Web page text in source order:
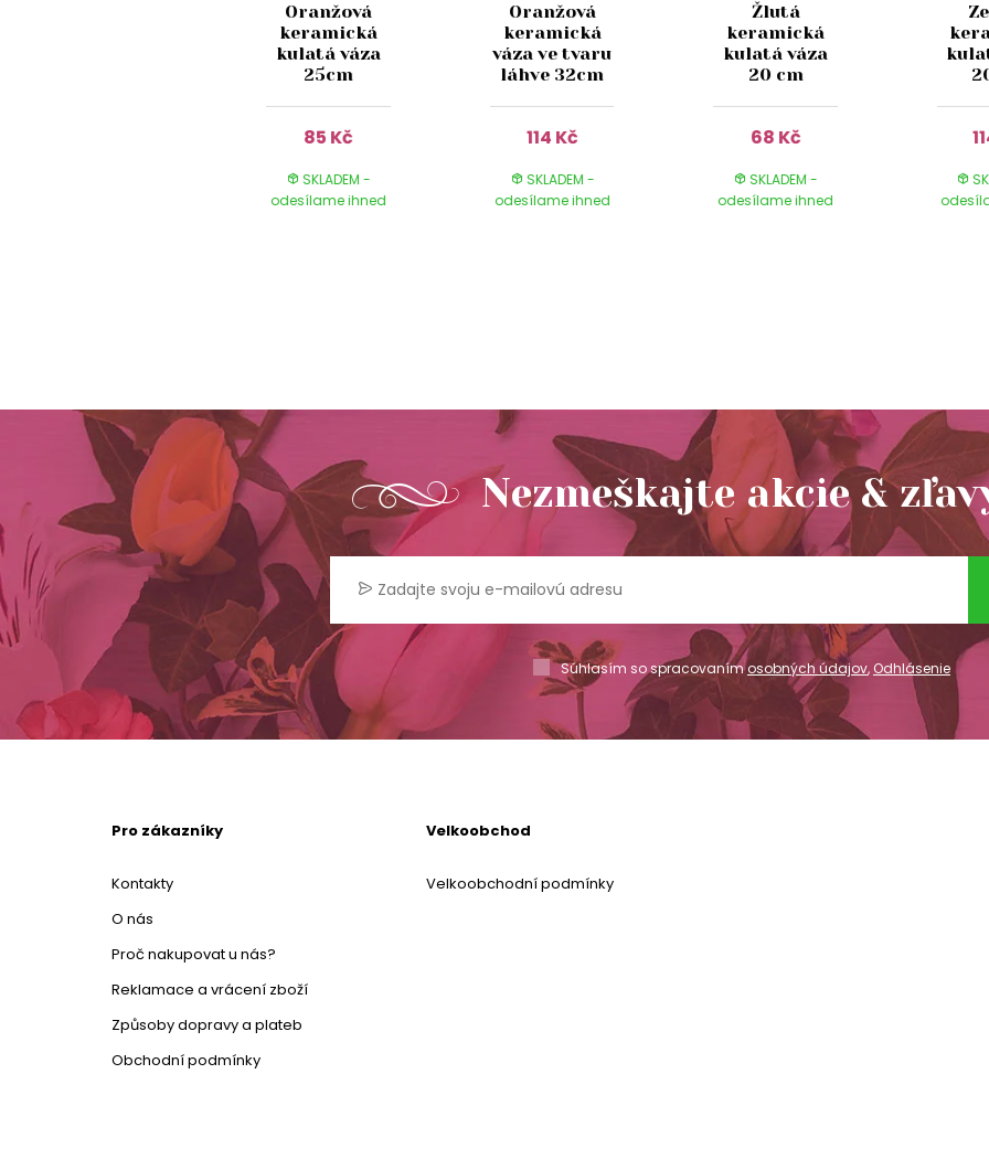
Oranžová
keramická
kulatá váza
25cm
85 Kč
SKLADEM -
odesílame ihned
Oranžová
keramická
váza ve tvaru
láhve 32cm
114 Kč
SKLADEM -
odesílame ihned
Žlutá
keramická
kulatá váza
20 cm
68 Kč
SKLADEM -
odesílame ihned
Nezmeškajte akcie &
Súhlasím so spracovanímosobných údajov,Odhlásenie
Pro zákazníky
Kontakty
O nás
Proč nakupovat u nás?
Reklamace a vrácení zboží
Způsoby dopravy a plateb
Obchodní podmínky
Velkoobchod
Velkoobchodní podmínky